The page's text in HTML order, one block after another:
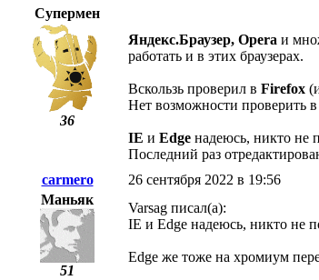
Супермен
36
Яндекс.Браузер, Opera и
работать и в этих браузерах.
Вскользь проверил в Firefox
Нет возможности проверить в
IE и Edge надеюсь, никто не
Последний раз
carmero
26 сентября 2022 в 19:56
Маньяк
51
Varsag писал(а):
IE и Edge надеюсь, никто не
Edge же тоже на хромиум